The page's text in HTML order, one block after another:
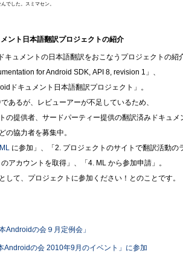
でした。スミマセン。
ント日本語翻訳プロジェクトの紹介
キュメントの日本語翻訳をおこなうプロジェクトの紹
for Android SDK, API 8, revision 1」、
ドキュメント日本語翻訳プロジェクト」。
あるが、レビューアーが不足しているため、
の提供者、サードパーティー提供の翻訳済みドキュメ
の協力者を募集中。
ML に参加」、「2. プロジェクトのサイトで翻訳活動の
のアカウントを取得」、「4. ML から参加申請」。
て、プロジェクトに参加ください！とのことです。
Androidの会９月定例会」
Androidの会 2010年9月のイベント」に参加